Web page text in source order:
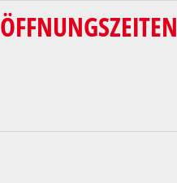
ÖFFNUNGSZEITEN